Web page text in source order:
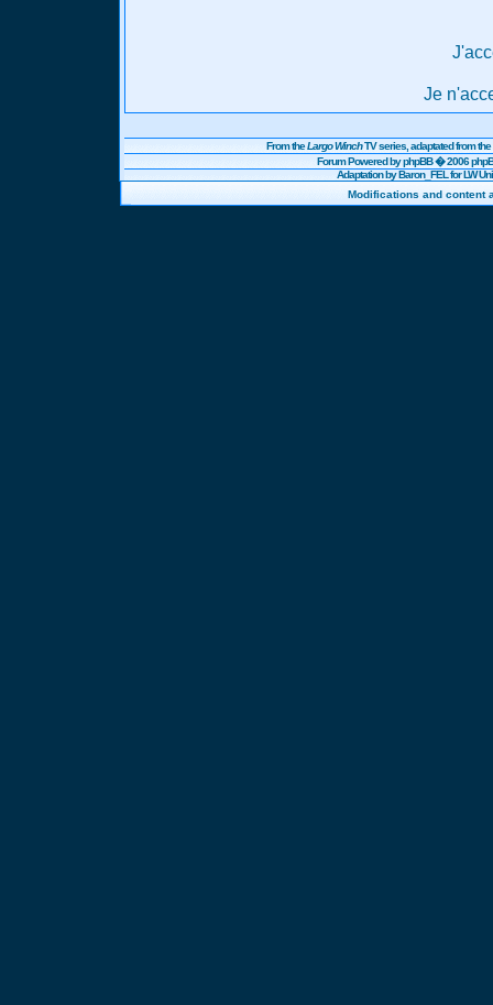
Je
From theLargo WinchTV series, adaptated from
Forum Powered byphpBB� 2006
Adaptation by Baron_FEL for LW
Modifications and content